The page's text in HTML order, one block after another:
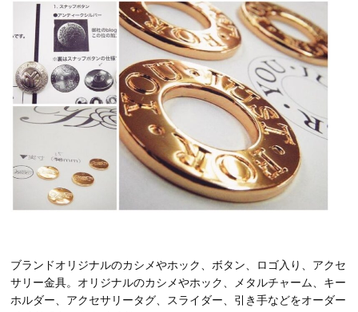
ブランドオリジナルのカシメやホック、ボタン、ロゴ入り、アクセ
サリー金具。オリジナルのカシメやホック、メタルチャーム、キー
ホルダー、アクセサリータグ、スライダー、引き手などをオーダー